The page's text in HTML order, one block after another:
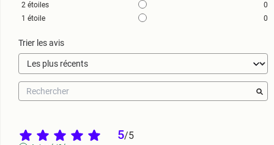
2 étoiles
0
1 étoile 0
Trier les avis
5/5